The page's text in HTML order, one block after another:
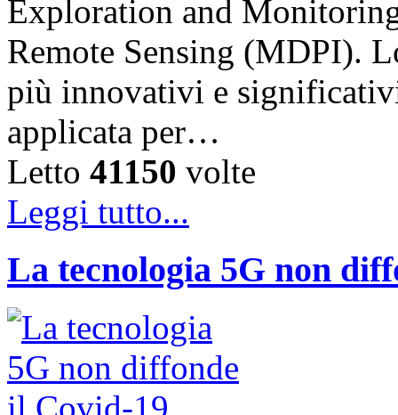
Exploration and
Remote Sensing (MDPI).
più innovativi e
applicata per…
Letto 41150 volte
Leggi tutto...
La tecnologia 5G non